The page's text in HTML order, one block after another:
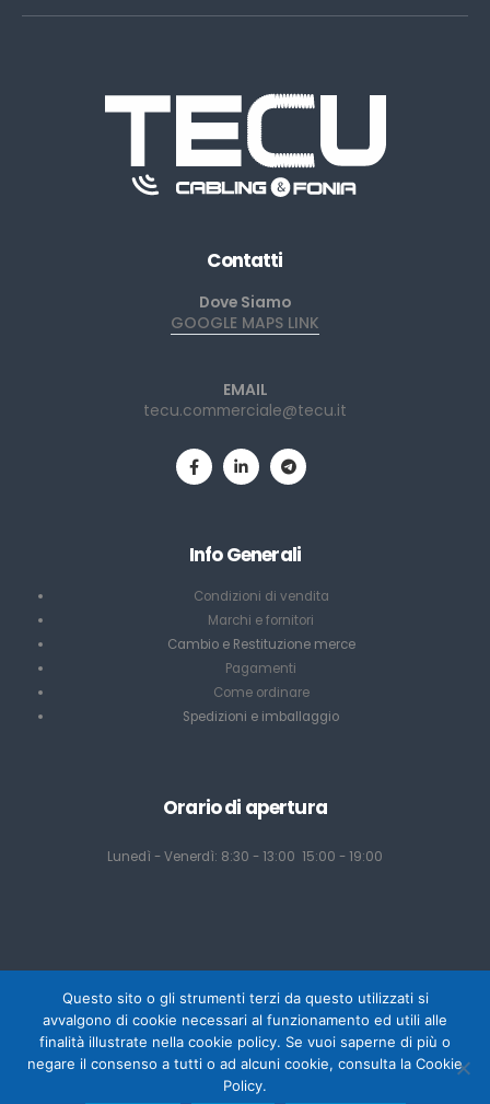
Contatti
Dove Siamo
GOOGLE MAPS LINK
EMAIL
tecu.commerciale@tecu.it
Info Generali
Condizioni di vendita
Marchi e fornitori
Cambio e Restituzione merce
Pagamenti
Come ordinare
Spedizioni e imballaggio
Orario di apertura
Lunedì - Venerdì: 8:30 - 13:00 15:00 - 19:00
Powered by Mediacom Design - Antonio Palumbo
Questo sito o gli strumenti terzi da questo utilizzati si
avvalgono di cookie necessari al funzionamento ed utili alle
finalità illustrate nella cookie policy. Se vuoi saperne di più o
negare il consenso a tutti o ad alcuni cookie, consulta la Cookie
Policy.